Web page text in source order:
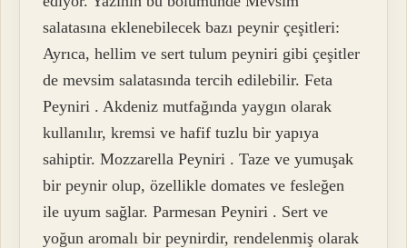
salatasına eklenebilecek bazı peynir çeşitleri:
Ayrıca, hellim ve sert tulum peyniri gibi çeşitler
de mevsim salatasında tercih edilebilir. Feta
Peyniri . Akdeniz mutfağında yaygın olarak
kullanılır, kremsi ve hafif tuzlu bir yapıya
sahiptir. Mozzarella Peyniri . Taze ve yumuşak
bir peynir olup, özellikle domates ve fesleğen
ile uyum sağlar. Parmesan Peyniri . Sert ve
yoğun aromalı bir peynirdir, rendelenmiş olarak